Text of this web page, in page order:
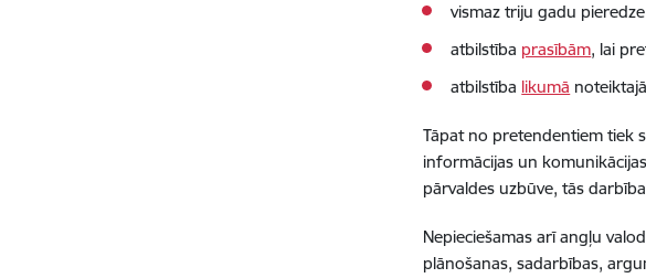
vismaz triju gadu
atbilstība prasībām, lai
atbilstība likumā
Tāpat no pretendentiem tiek
informācijas un
pārvaldes uzbūve, tās
Nepieciešamas arī angļu
plānošanas, sadarbības,